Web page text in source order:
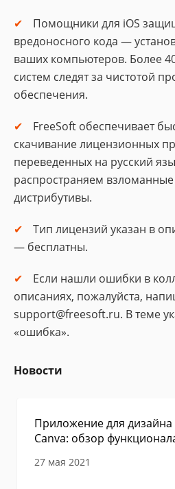
Помощники для iOS
вредоносного кода —
ваших компьютеров. Более
систем следят за чистотой
обеспечения.
FreeSoft обеспечивает
скачивание лицензионных
переведенных на русский
распространяем
дистрибутивы.
Тип лицензий указан в
— бесплатны.
Если нашли ошибки в
описаниях, пожалуйста,
support@freesoft.ru. В теме
«ошибка».
Новости
Приложение для дизайна
Canva: обзор
27 мая 2021